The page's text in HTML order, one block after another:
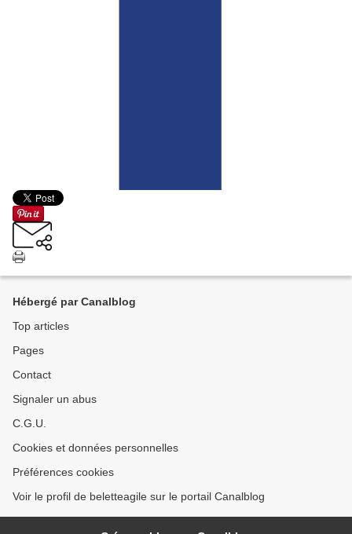
Hébergé par Canalblog
Top articles
Pages
Contact
Signaler un abus
C.G.U.
Cookies et données personnelles
Préférences cookies
Voir le profil de beletteagile sur le portail Canalblog